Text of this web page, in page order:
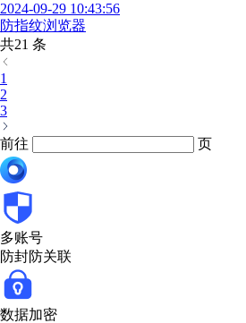
2024-09-29 10:43:56
防指纹浏览器
共21 条
1
2
3
前往 页
多账号
防封防关联
数据加密